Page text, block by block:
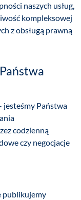
naszych usług,
kompleksowej
z obsługą prawną
jesteśmy Państwa
codzienną
czy negocjacje
publikujemy